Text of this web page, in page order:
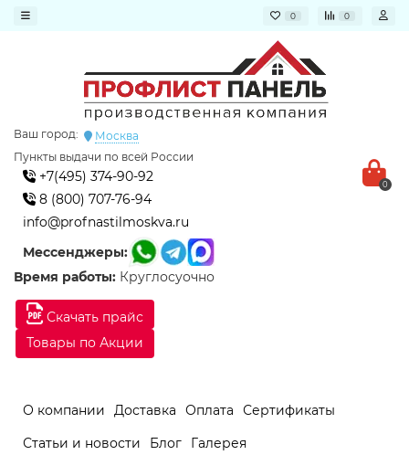
0 0
Скачать прайс
Товары по Акции
Ваш город:
Москва
Пункты выдачи по всей России
+7(495) 374-90-92
8 (800) 707-76-94
info@profnastilmoskva.ru
Мессенджеры:
Время работы: Круглосуочно
0
О компании Доставка Оплата
Сертификаты
Статьи и новости
Блог
Галерея